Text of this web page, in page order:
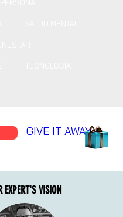
GIVE IT AWAY
EXPERT'S VISION